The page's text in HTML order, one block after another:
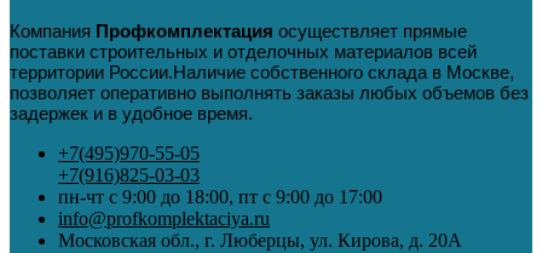
Компания Профкомплектация осуществляет прямые
поставки строительных и отделочных материалов всей
территории России.Наличие собственного склада в Москве,
позволяет оперативно выполнять заказы любых объемов без
задержек и в удобное время.
+7(495)970-55-05
+7(916)825-03-03
пн-чт с 9:00 до 18:00, пт с 9:00 до 17:00
info@profkomplektaciya.ru
Московская обл., г. Люберцы, ул. Кирова, д. 20А